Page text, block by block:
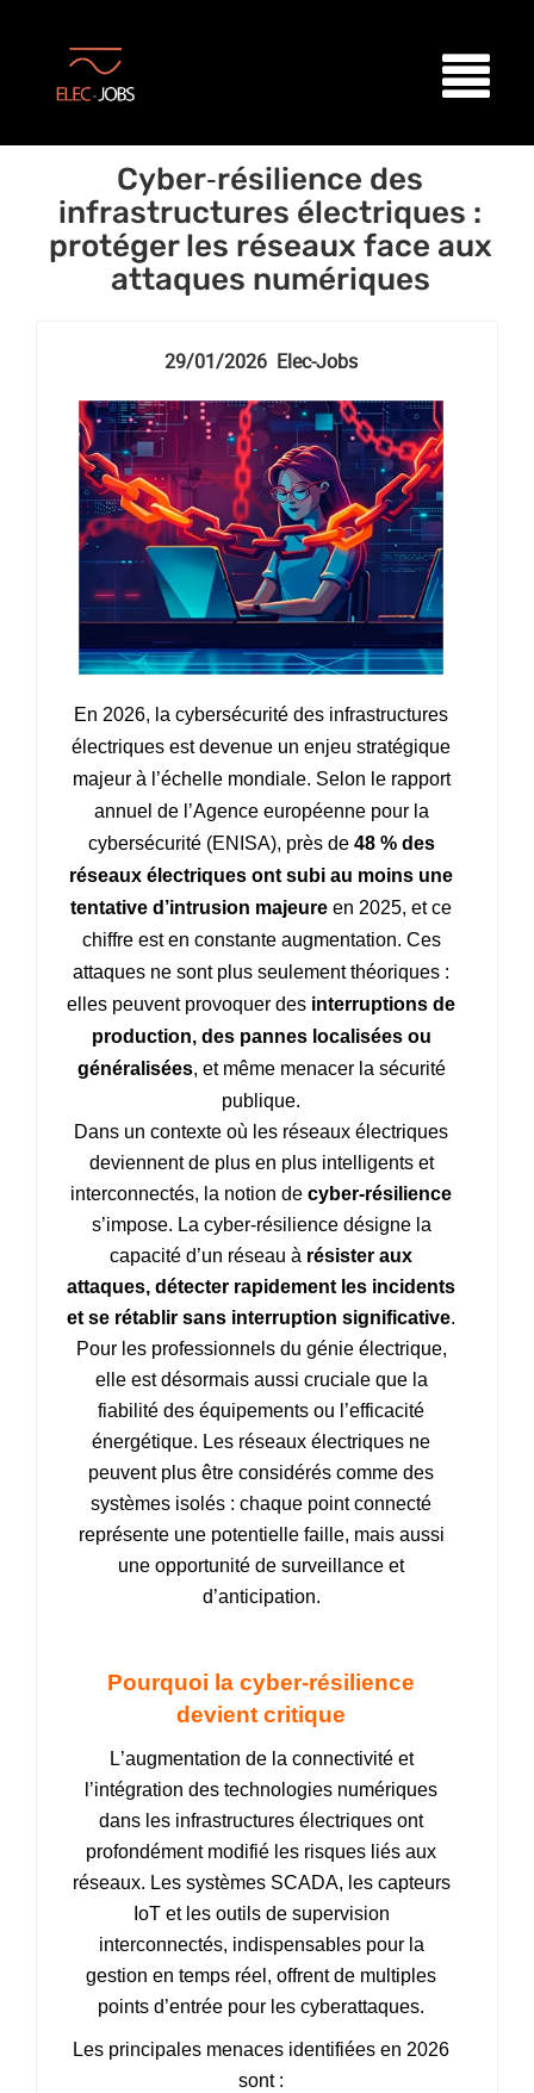
Cyber‑résilience des
infrastructures électriques :
protéger les réseaux face aux
attaques numériques
29/01/2026 Elec-Jobs
En 2026, la cybersécurité des infrastructures
électriques est devenue un enjeu stratégique
majeur à l’échelle mondiale. Selon le rapport
annuel de l’Agence européenne pour la
cybersécurité (ENISA), près de 48 % des
réseaux électriques ont subi au moins une
tentative d’intrusion majeure en 2025, et ce
chiffre est en constante augmentation. Ces
attaques ne sont plus seulement théoriques :
elles peuvent provoquer des interruptions de
production, des pannes localisées ou
généralisées, et même menacer la sécurité
publique.
Dans un contexte où les réseaux électriques
deviennent de plus en plus intelligents et
interconnectés, la notion de cyber‑résilience
s’impose. La cyber‑résilience désigne la
capacité d’un réseau à résister aux
attaques, détecter rapidement les incidents
et se rétablir sans interruption significative.
Pour les professionnels du génie électrique,
elle est désormais aussi cruciale que la
fiabilité des équipements ou l’efficacité
énergétique. Les réseaux électriques ne
peuvent plus être considérés comme des
systèmes isolés : chaque point connecté
représente une potentielle faille, mais aussi
une opportunité de surveillance et
d’anticipation.
Pourquoi la cyber‑résilience
devient critique
L’augmentation de la connectivité et
l’intégration des technologies numériques
dans les infrastructures électriques ont
profondément modifié les risques liés aux
réseaux. Les systèmes SCADA, les capteurs
IoT et les outils de supervision
interconnectés, indispensables pour la
gestion en temps réel, offrent de multiples
points d’entrée pour les cyberattaques.
Les principales menaces identifiées en 2026
sont :